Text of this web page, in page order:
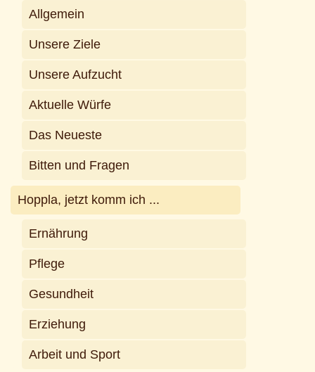
Allgemein
Unsere Ziele
Unsere Aufzucht
Aktuelle Würfe
Das Neueste
Bitten und Fragen
Hoppla, jetzt komm ich ...
Ernährung
Pflege
Gesundheit
Erziehung
Arbeit und Sport